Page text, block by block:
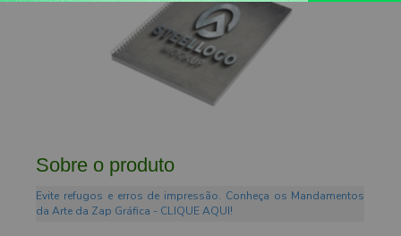
Sobre o produto
Evite refugos e erros de impressão. Conheça os Mandamentos
da Arte da Zap Gráfica - CLIQUE AQUI!